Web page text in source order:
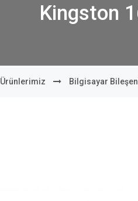
Kingston
Ürünlerimiz Bilgisayar